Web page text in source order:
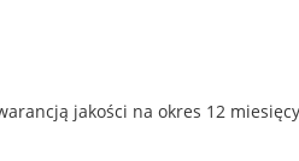
jakości na okres 12